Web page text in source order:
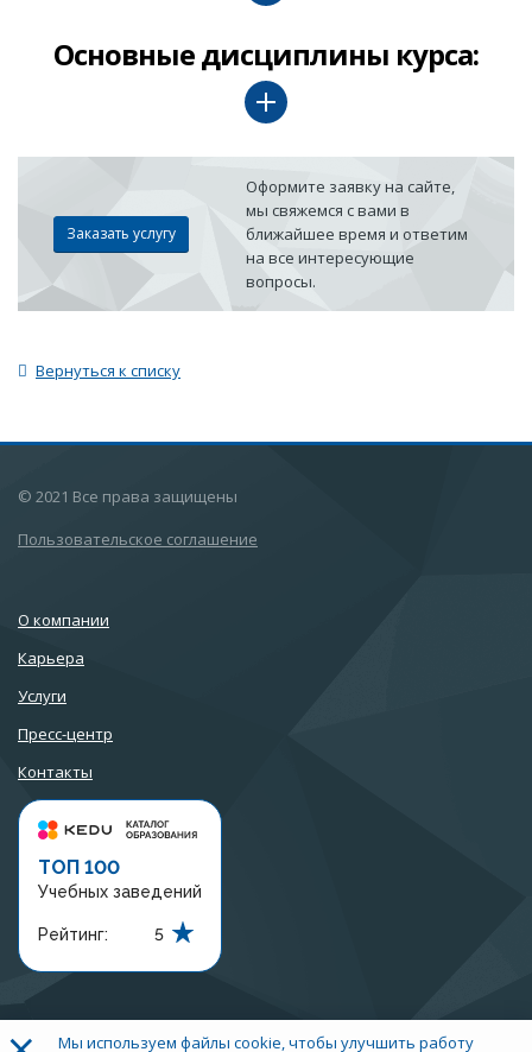
Основные дисциплины курса:
Заказать услугу
Оформите заявку на сайте,
мы свяжемся с вами в
ближайшее время и ответим
на все интересующие
вопросы.
Вернуться к списку
© 2021 Все права защищены
Пользовательское соглашение
О компании
Карьера
Услуги
Пресс-центр
Контакты
ТОП 100
Учебных заведений
Рейтинг: 5
+7 (3452) 56-97-07
Мы используем файлы cookie, чтобы улучшить работу